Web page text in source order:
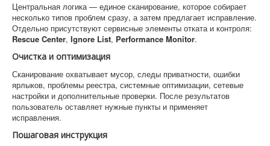
Центральная логика — единое сканирование, которое собирает
несколько типов проблем сразу, а затем предлагает исправление.
Отдельно присутствуют сервисные элементы отката и контроля:
Rescue Center, Ignore List, Performance Monitor.
Очистка и оптимизация
Сканирование охватывает мусор, следы приватности, ошибки
ярлыков, проблемы реестра, системные оптимизации, сетевые
настройки и дополнительные проверки. После результатов
пользователь оставляет нужные пункты и применяет
исправления.
Пошаговая инструкция